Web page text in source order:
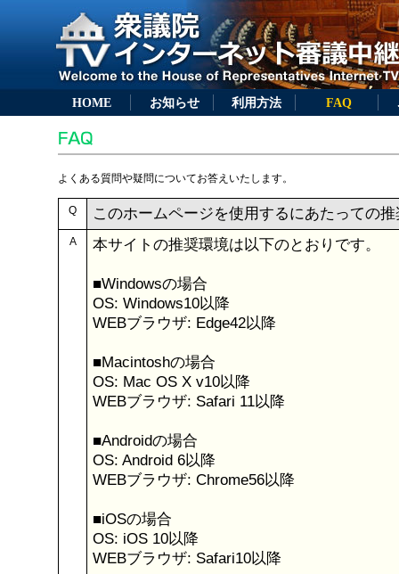
HOME お知らせ 利用方法 FAQ
よくある質問や疑問についてお答えいたします。
Q このホームページを使用するにあたっての
A 本サイトの推奨環境は以下のとおりです。
■Windowsの場合
OS: Windows10以降
WEBブラウザ: Edge42以降
■Macintoshの場合
OS: Mac OS X v10以降
WEBブラウザ: Safari 11以降
■Androidの場合
OS: Android 6以降
WEBブラウザ: Chrome56以降
■iOSの場合
OS: iOS 10以降
WEBブラウザ: Safari10以降